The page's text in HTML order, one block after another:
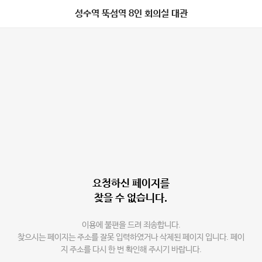
성수역 뚝섬역 8인 회의실 대관
요청하신 페이지를
찾을 수 없습니다.
이용에 불편을 드려 죄송합니다.
찾으시는 페이지는 주소를 잘못 입력하였거나 삭제된 페이지 입니다. 페이
지 주소를 다시 한 번 확인해 주시기 바랍니다.